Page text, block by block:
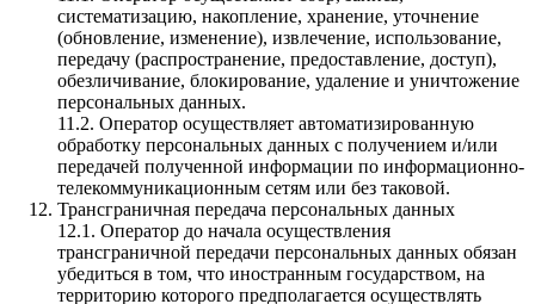
систематизацию, накопление, хранение, уточнение
(обновление, изменение), извлечение, использование,
передачу (распространение, предоставление, доступ),
обезличивание, блокирование, удаление и уничтожение
персональных данных.
11.2. Оператор осуществляет автоматизированную
обработку персональных данных с получением и/или
передачей полученной информации по информационно-
телекоммуникационным сетям или без таковой.
Трансграничная передача персональных данных
12.1. Оператор до начала осуществления
трансграничной передачи персональных данных обязан
убедиться в том, что иностранным государством, на
территорию которого предполагается осуществлять